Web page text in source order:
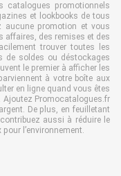
catalogues promotionnels
et lookbooks de tous
aucune promotion et vous
affaires, des remises et des
trouver toutes les
de soldes ou déstockages
le premier à afficher les
à votre boîte aux
en ligne quand vous êtes
Promocatalogues.fr
De plus, en feuilletant
aussi à réduire le
l’environnement.